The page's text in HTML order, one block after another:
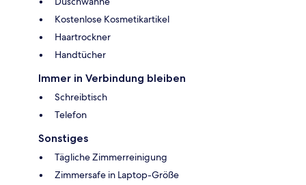
Kostenlose Kosmetikartikel
Haartrockner
Handtücher
Immer in Verbindung bleiben
Schreibtisch
Telefon
Sonstiges
Tägliche Zimmerreinigung
Zimmersafe in Laptop-Größe